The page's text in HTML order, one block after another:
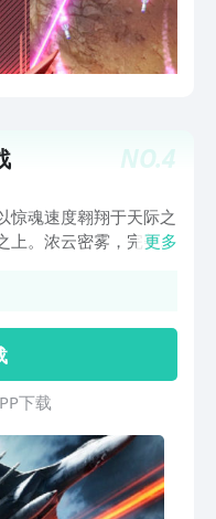
NO.4
惊魂速度翱翔于天际之
上。浓云密雾，完美呈
你带来前所未有的震
可以与成群结队的敌机
- 从二战时期的战斗机
代战机，空战已历经
。很快，我们会带你纵
战机发展史，
更多
下载